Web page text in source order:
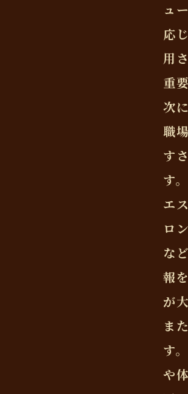
ュ
応
用
重
次
職
す
す。
エ
ロ
な
報
が
ま
す
や